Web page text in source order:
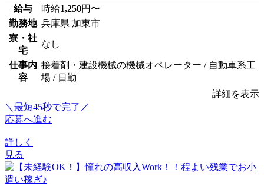
給与 時給1,250円〜
勤務地 兵庫県 加東市
寮・社
宅
なし
仕事内
容
接着剤・建設機械の機械オペレーター / 自動車系工
場 / 日勤
詳細を表示
＼最短45秒で完了／
応募へ進む
詳しく
見る